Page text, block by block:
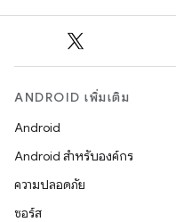
ANDROID เพิ่มเติม
Android
Android สำหรับองค์กร
ความปลอดภัย
ซอร์ส